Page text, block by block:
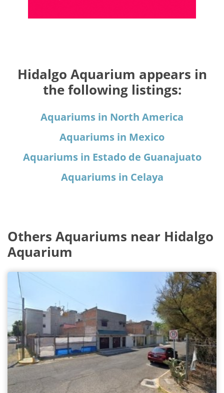
Hidalgo Aquarium appears in
the following listings:
Aquariums in North America
Aquariums in Mexico
Aquariums in Estado de Guanajuato
Aquariums in Celaya
Others Aquariums near Hidalgo
Aquarium